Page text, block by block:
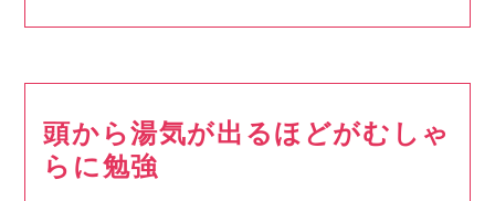
頭から湯気が出るほどがむしゃ
らに勉強